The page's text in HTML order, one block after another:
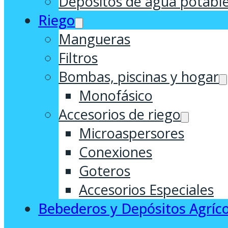
Riego
Mangueras
Filtros
Bombas, piscinas y hogar
Monofásico
Accesorios de riego
Microaspersores
Conexiones
Goteros
Accesorios Especiales
Bebederos y Depósitos